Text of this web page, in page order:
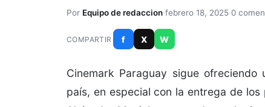
Por Equipo de redaccion·febrero 18, 2025·0
COMPARTIR f X W
Cinemark Paraguay sigue
país, en especial con la entrega de